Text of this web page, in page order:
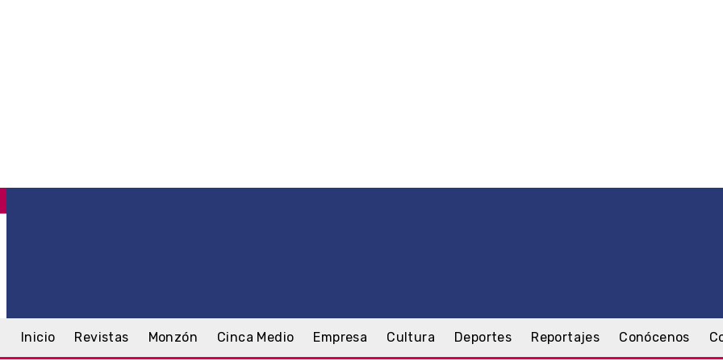
Inicio Revistas Monzón Cinca Medio Empresa Cultura Deportes Reportajes Conócenos